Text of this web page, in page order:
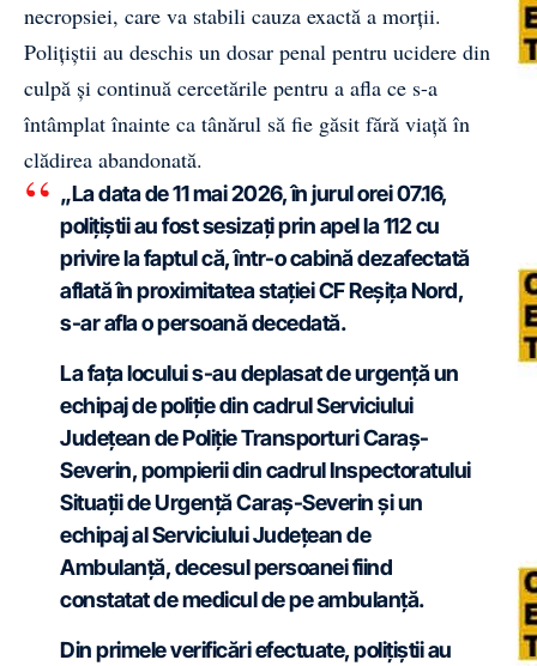
necropsiei, care va stabili cauza exactă a morții.
Polițiștii au deschis un dosar penal pentru ucidere din
culpă și continuă cercetările pentru a afla ce s-a
întâmplat înainte ca tânărul să fie găsit fără viață în
clădirea abandonată.
„La data de 11 mai 2026, în jurul orei 07.16,
polițiștii au fost sesizați prin apel la 112 cu
privire la faptul că, într-o cabină dezafectată
aflată în proximitatea stației CF Reșița Nord,
s-ar afla o persoană decedată.
La fața locului s-au deplasat de urgență un
echipaj de poliție din cadrul Serviciului
Județean de Poliţie Transporturi Caraș-
Severin, pompierii din cadrul Inspectoratului
Situații de Urgență Caraș-Severin și un
echipaj al Serviciului Județean de
Ambulanță, decesul persoanei fiind
constatat de medicul de pe ambulanță.
Din primele verificări efectuate, polițiștii au